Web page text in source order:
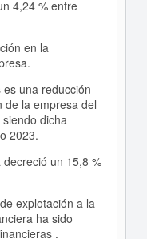
4,24 % entre
en la
una reducción
de la empresa del
dicha
2023.
un 15,8 %
explotación a la
ha sido
.